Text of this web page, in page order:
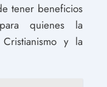
tener beneficios
quienes la
y la